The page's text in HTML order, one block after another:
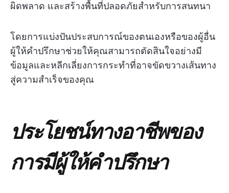
ผิดพลาด และสร้างพื้นที่ปลอดภัยสำหรับการสนทนา
โดยการแบ่งปันประสบการณ์ของตนเองหรือของผู้อื่น
ผู้ให้คำปรึกษาช่วยให้คุณสามารถตัดสินใจอย่างมี
ข้อมูลและหลีกเลี่ยงการกระทำที่อาจขัดขวางเส้นทาง
สู่ความสำเร็จของคุณ
ประโยชน์ทางอาชีพของ
การมีผู้ให้คำปรึกษา